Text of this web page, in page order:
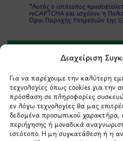
Διαχείριση
Για να παρέχουμε την καλύτερη
τεχνολογίες όπως cookies για την
πρόσβαση σε πληροφορίες
εν λόγω τεχνολογίες θα μας
δεδομένα προσωπικού
περιήγησης ή μοναδικά
ιστότοπο. Η μη συγκατάθεση ή η
*Αυτός ο ιστότοπος
reCAPTCHA και ισχύουν η
Όροι Παροχής Υπηρεσιώντης
ΣΤΟΙΧΕΙΑ
Holargos Center
Λ.Περικλέους 56,
Χολαργός 15561